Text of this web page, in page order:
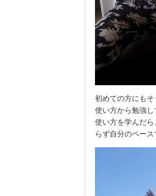
初めての方にも
使い方から勉強し
使い方を学んだ
らず自分のペース